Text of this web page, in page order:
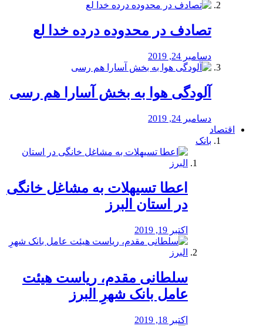
تصادف در محدوده درده خدا لع
دسامبر 24, 2019
آلودگی هوا به بخش آسارا هم رسی
دسامبر 24, 2019
اقتصاد
بانک
️اعطا تسیهلات به مشاغل خانگی
در استان البرز
اکتبر 19, 2019
سلطانی مقدم، ریاست هیئت
عامل بانک شهرِ البرز
اکتبر 18, 2019